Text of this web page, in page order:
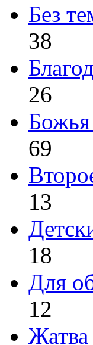
Без
38
26
69
13
18
Для
12
Жатва